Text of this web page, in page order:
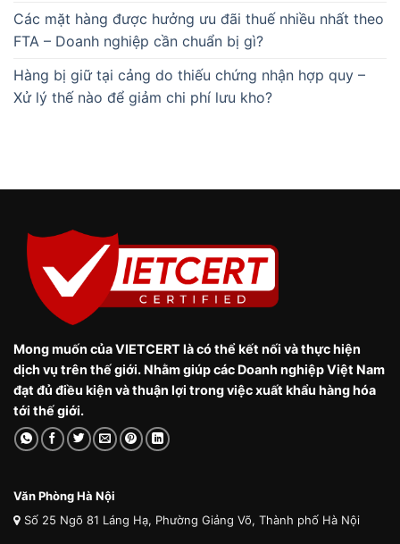
Các mặt hàng được hưởng ưu đãi thuế nhiều nhất theo
FTA – Doanh nghiệp cần chuẩn bị gì?
Hàng bị giữ tại cảng do thiếu chứng nhận hợp quy –
Xử lý thế nào để giảm chi phí lưu kho?
Mong muốn của VIETCERT là có thể kết nối và thực hiện
dịch vụ trên thế giới. Nhằm giúp các Doanh nghiệp Việt Nam
đạt đủ điều kiện và thuận lợi trong việc xuất khẩu hàng hóa
tới thế giới.
Văn Phòng Hà Nội
Số 25 Ngõ 81 Láng Hạ, Phường Giảng Võ, Thành phố Hà Nội